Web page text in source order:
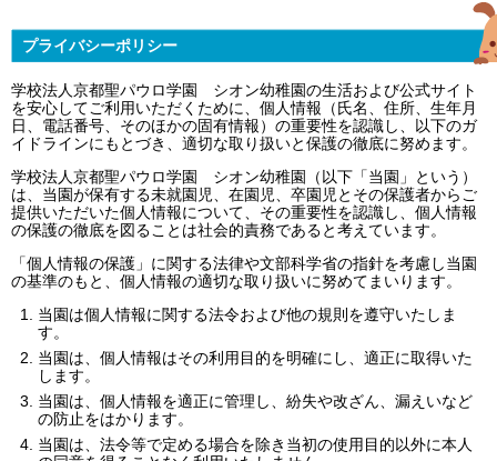
プライバシーポリシー
学校法人京都聖パウロ学園 シオン幼稚園の生活および公式サイト
を安心してご利用いただくために、個人情報（氏名、住所、生年月
日、電話番号、そのほかの固有情報）の重要性を認識し、以下のガ
イドラインにもとづき、適切な取り扱いと保護の徹底に努めます。
学校法人京都聖パウロ学園 シオン幼稚園（以下「当園」という）
は、当園が保有する未就園児、在園児、卒園児とその保護者からご
提供いただいた個人情報について、その重要性を認識し、個人情報
の保護の徹底を図ることは社会的責務であると考えています。
「個人情報の保護」に関する法律や文部科学省の指針を考慮し当園
の基準のもと、個人情報の適切な取り扱いに努めてまいります。
当園は個人情報に関する法令および他の規則を遵守いたしま
す。
当園は、個人情報はその利用目的を明確にし、適正に取得いた
します。
当園は、個人情報を適正に管理し、紛失や改ざん、漏えいなど
の防止をはかります。
当園は、法令等で定める場合を除き当初の使用目的以外に本人